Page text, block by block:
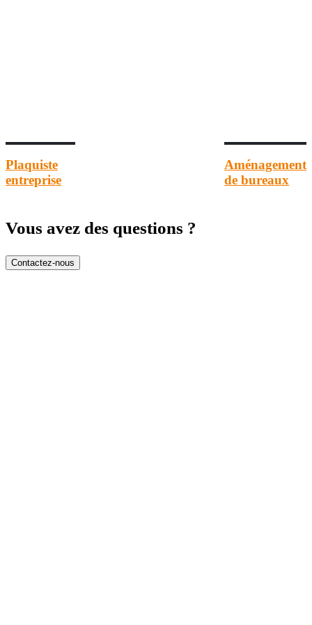
Plaquiste
entreprise
Aménagement
de bureaux
Vous avez des questions ?
Contactez-nous